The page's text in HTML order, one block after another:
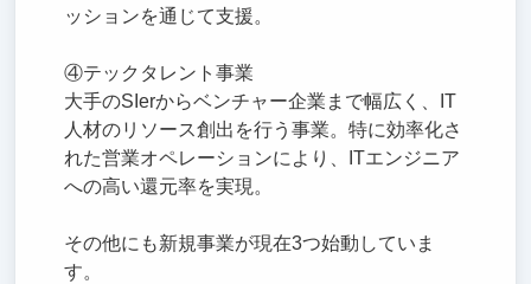
ッションを通じて支援。
④テックタレント事業
大手のSIerからベンチャー企業まで幅広く、IT
人材のリソース創出を行う事業。特に効率化さ
れた営業オペレーションにより、ITエンジニア
への高い還元率を実現。
その他にも新規事業が現在3つ始動していま
す。